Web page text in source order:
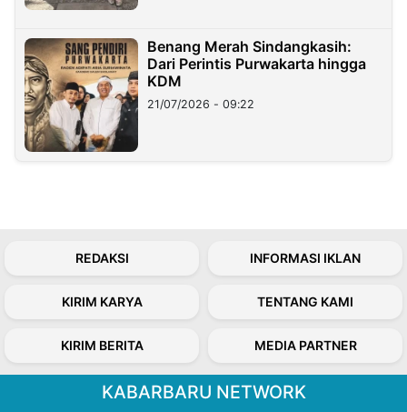
Benang Merah Sindangkasih:
Dari Perintis Purwakarta hingga
KDM
21/07/2026 - 09:22
REDAKSI INFORMASI IKLAN
KIRIM KARYA TENTANG KAMI
KIRIM BERITA MEDIA PARTNER
KABARBARU NETWORK